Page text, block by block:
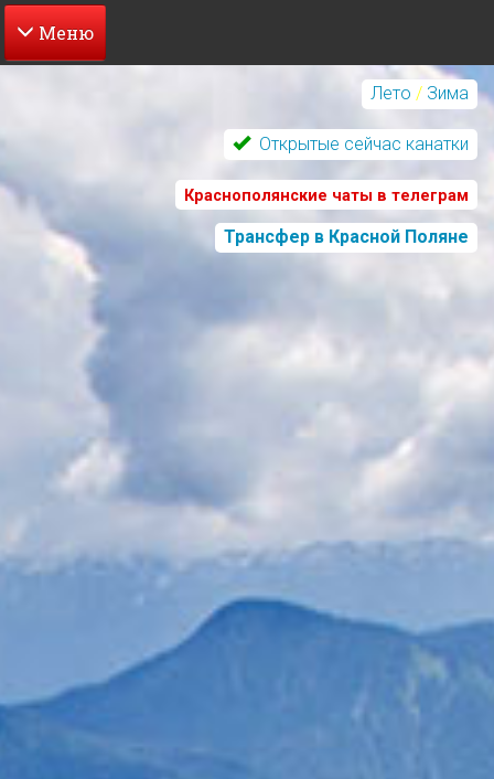
Перейти
содержанию
Лето / Зима
Открытые сейчас канатки
Краснополянские чаты в телеграм
Трансфер в Красной Поляне